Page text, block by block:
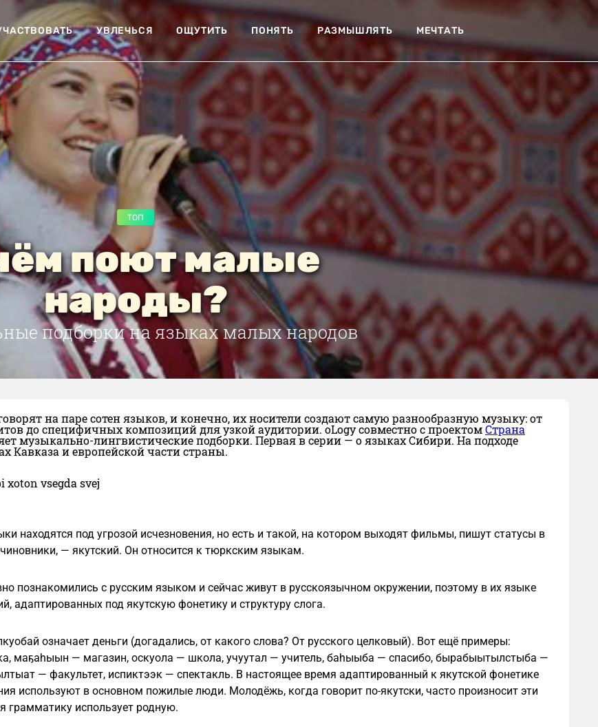
УВЛЕЧЬСЯ ОЩУТИТЬ ПОНЯТЬ РАЗМЫШЛЯТЬ МЕЧТАТЬ
ТОП
поют малые
народы?
подборки на языках малых народов
на паре сотен языков, и конечно, их носители создают самую разнообразную музыку: от
до специфичных композиций для узкой аудитории. oLogy совместно с проектомСтрана
музыкально-лингвистические подборки. Первая в серии — о языках Сибири. На подходе
Кавказа и европейской части страны.
xoton vsegda svej
находятся под угрозой исчезновения, но есть и такой, на котором выходят фильмы, пишут статусы в
— якутский. Он относится к тюркским языкам.
познакомились с русским языком и сейчас живут в русскоязычном окружении, поэтому в их языке
адаптированных под якутскую фонетику и структуру слога.
означает деньги (догадались, от какого слова? От русского целковый). Вот ещё примеры:
маҕаhыын — магазин, оскуола — школа, учуутал — учитель, баhыыба — спасибо, бырабыытылстыба —
— факультет, испиктээк — спектакль. В настоящее время адаптированный к якутской фонетике
используют в основном пожилые люди. Молодёжь, когда говорит по-якутски, часто произносит эти
грамматику использует родную.